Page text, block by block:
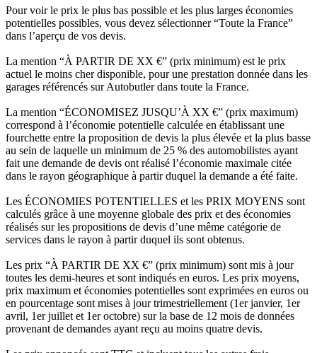
Pour voir le prix le plus bas possible et les plus larges économies
potentielles possibles, vous devez sélectionner “Toute la France”
dans l’aperçu de vos devis.
La mention “À PARTIR DE XX €” (prix minimum) est le prix
actuel le moins cher disponible, pour une prestation donnée dans les
garages référencés sur Autobutler dans toute la France.
La mention “ÉCONOMISEZ JUSQU’À XX €” (prix maximum)
correspond à l’économie potentielle calculée en établissant une
fourchette entre la proposition de devis la plus élevée et la plus basse
au sein de laquelle un minimum de 25 % des automobilistes ayant
fait une demande de devis ont réalisé l’économie maximale citée
dans le rayon géographique à partir duquel la demande a été faite.
Les ÉCONOMIES POTENTIELLES et les PRIX MOYENS sont
calculés grâce à une moyenne globale des prix et des économies
réalisés sur les propositions de devis d’une même catégorie de
services dans le rayon à partir duquel ils sont obtenus.
Les prix “À PARTIR DE XX €” (prix minimum) sont mis à jour
toutes les demi-heures et sont indiqués en euros. Les prix moyens,
prix maximum et économies potentielles sont exprimées en euros ou
en pourcentage sont mises à jour trimestriellement (1er janvier, 1er
avril, 1er juillet et 1er octobre) sur la base de 12 mois de données
provenant de demandes ayant reçu au moins quatre devis.